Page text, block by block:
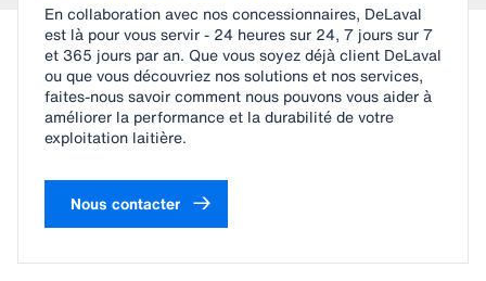
En collaboration avec nos concessionnaires, DeLaval
est là pour vous servir - 24 heures sur 24, 7 jours sur 7
et 365 jours par an. Que vous soyez déjà client DeLaval
ou que vous découvriez nos solutions et nos services,
faites-nous savoir comment nous pouvons vous aider à
améliorer la performance et la durabilité de votre
exploitation laitière.
Nous contacter